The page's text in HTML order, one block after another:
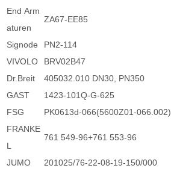
End Arm
aturen
ZA67-EE85
Signode
PN2-114
VIVOLO
BRV02B47
Dr.Breit
405032.010 DN30, PN350
GAST
1423-101Q-G-625
FSG
PK0613d-066(5600Z01-066.002)
FRANKE
L
761 549-96+761 553-96
JUMO
201025/76-22-08-19-150/000